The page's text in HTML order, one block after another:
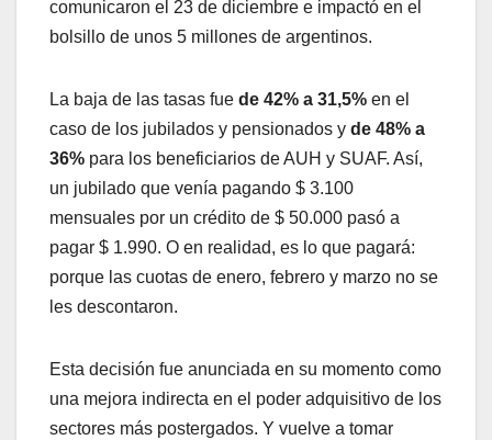
comunicaron el 23 de diciembre e impactó en el
bolsillo de unos 5 millones de argentinos.
La baja de las tasas fue de 42% a 31,5% en el
caso de los jubilados y pensionados y de 48% a
36% para los beneficiarios de AUH y SUAF. Así,
un jubilado que venía pagando $ 3.100
mensuales por un crédito de $ 50.000 pasó a
pagar $ 1.990. O en realidad, es lo que pagará:
porque las cuotas de enero, febrero y marzo no se
les descontaron.
Esta decisión fue anunciada en su momento como
una mejora indirecta en el poder adquisitivo de los
sectores más postergados. Y vuelve a tomar